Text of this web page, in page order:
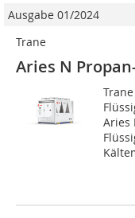
Ausgabe 01/2024
Trane
Aries N
Aries